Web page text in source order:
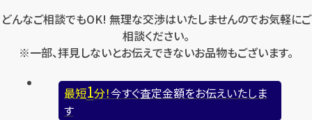
どんなご相談でもOK! 無理な交渉はいたしませんのでお気軽にご
相談ください。
※一部、拝見しないとお伝えできないお品物もございます。
最短1分！今すぐ査定金額をお伝えいたしま
す